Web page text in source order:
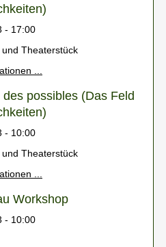
- 17:00
und Theaterstück
...
des possibles (Das Feld
- 10:00
und Theaterstück
...
Workshop
- 10:00